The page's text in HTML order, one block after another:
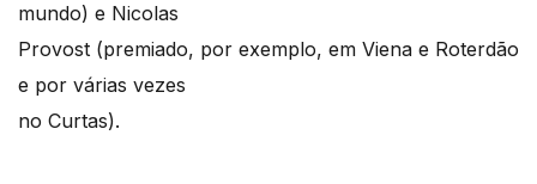
mundo) e Nicolas
Provost (premiado, por exemplo, em Viena e Roterdão
e por várias vezes
no Curtas).